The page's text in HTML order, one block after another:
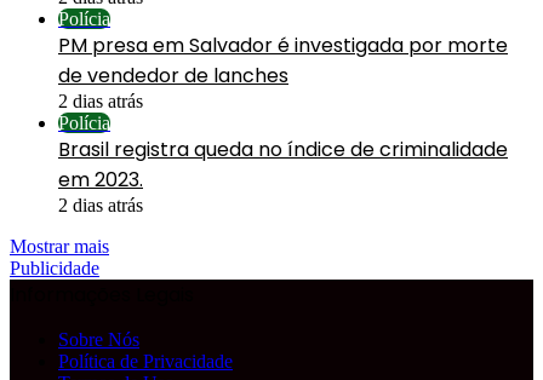
Polícia
PM presa em Salvador é investigada por morte
de vendedor de lanches
2 dias atrás
Polícia
Brasil registra queda no índice de criminalidade
em 2023.
2 dias atrás
Mostrar mais
Publicidade
Sobre Nós
Política de Privacidade